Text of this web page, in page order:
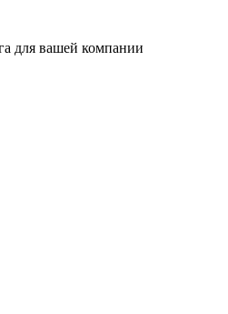
для вашей компании